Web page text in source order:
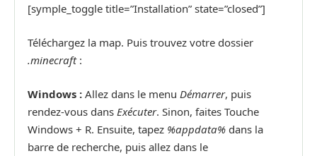
[symple_toggle title=”Installation” state=”closed”]
Téléchargez la map. Puis trouvez votre dossier
.minecraft:
Windows : Allez dans le menu Démarrer, puis
rendez-vous dans Exécuter. Sinon, faites Touche
Windows + R. Ensuite, tapez %appdata% dans la
barre de recherche, puis allez dans le